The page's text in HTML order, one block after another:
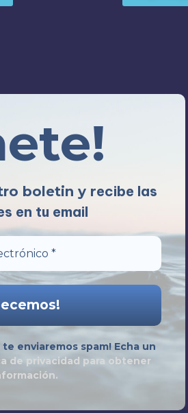
boletin y recibe las
en tu email
enviaremos spam! Echa un
de privacidad para obtener